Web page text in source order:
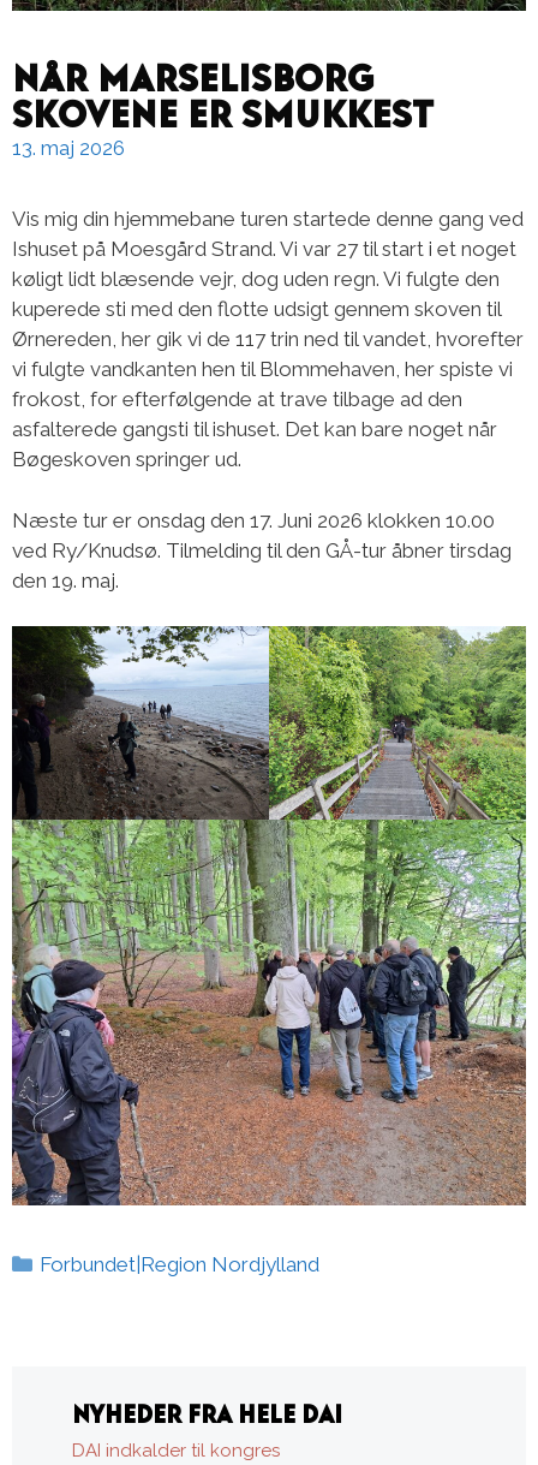
Når Marselisborg
skovene er smukkest
13. maj 2026
Vis mig din hjemmebane turen startede denne gang ved
Ishuset på Moesgård Strand. Vi var 27 til start i et noget
køligt lidt blæsende vejr, dog uden regn. Vi fulgte den
kuperede sti med den flotte udsigt gennem skoven til
Ørnereden, her gik vi de 117 trin ned til vandet, hvorefter
vi fulgte vandkanten hen til Blommehaven, her spiste vi
frokost, for efterfølgende at trave tilbage ad den
asfalterede gangsti til ishuset. Det kan bare noget når
Bøgeskoven springer ud.
Næste tur er onsdag den 17. Juni 2026 klokken 10.00
ved Ry/Knudsø. Tilmelding til den GÅ-tur åbner tirsdag
den 19. maj.
Kategorier
Forbundet|Region Nordjylland
NYHEDER FRA HELE DAI
DAI indkalder til kongres